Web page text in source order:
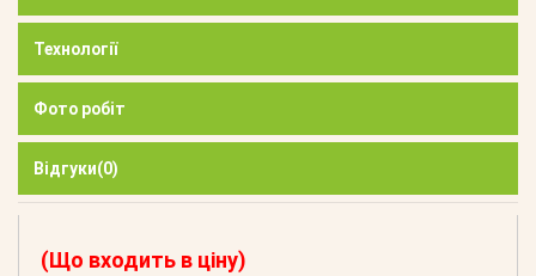
Технології
Фото робіт
Відгуки(0)
(Що входить в ціну)